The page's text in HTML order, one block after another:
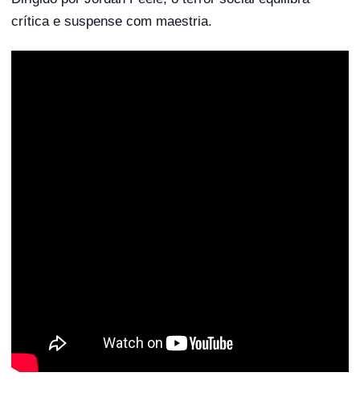
crítica e suspense com maestria.